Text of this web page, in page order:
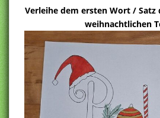
Verleihe dem ersten Wort / Satz
weihnachtlichen